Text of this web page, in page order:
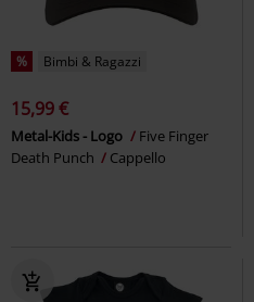
% Bimbi & Ragazzi
15,99 €
Metal-Kids - Logo
Five Finger
Death Punch
Cappello